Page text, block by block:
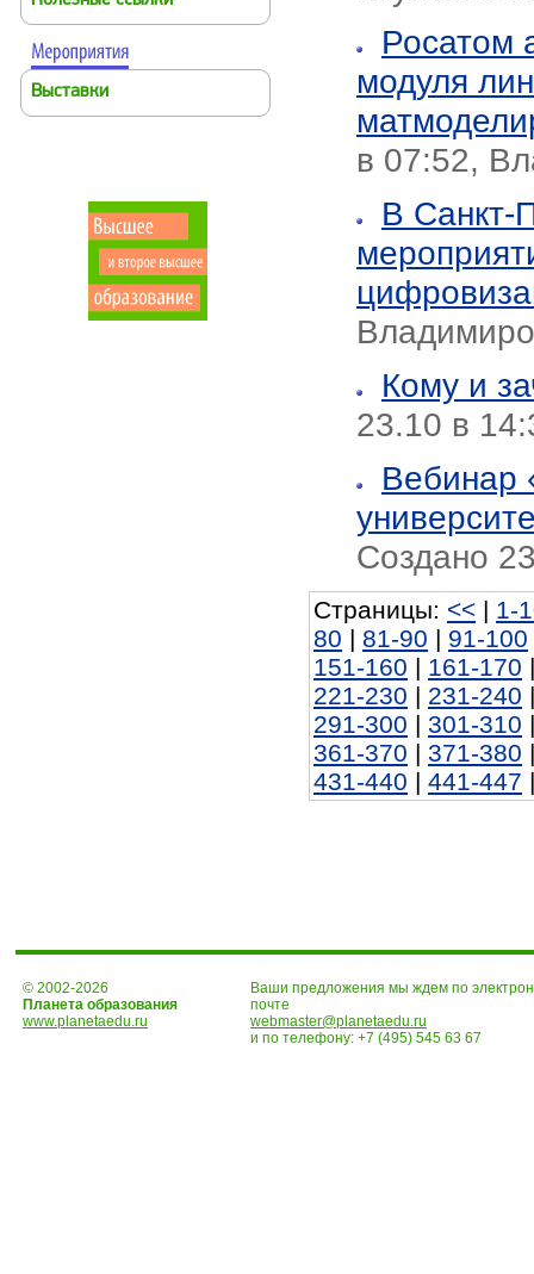
Выставки
Росатом
модуля
в 07:52,
В Санкт-
Кому и
23.10 в
Вебинар
Создано
Страницы: << | 1-
80 | 81-90 | 91-100
151-160 | 161-170 |
221-230 | 231-240 |
291-300 | 301-310 |
361-370 | 371-380 |
431-440 | 441-447 |
© 2002-2026
Планета образования
www.planetaedu.ru
Ваши предложения мы ждем по
почте
webmaster@planetaedu.ru
и по телефону: +7 (495) 545 63 67